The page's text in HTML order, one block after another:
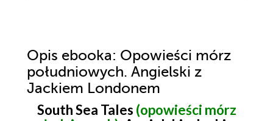
Opis ebooka: Opowieści mórz
południowych. Angielski z
Jackiem Londonem
South Sea Tales (opowieści mórz